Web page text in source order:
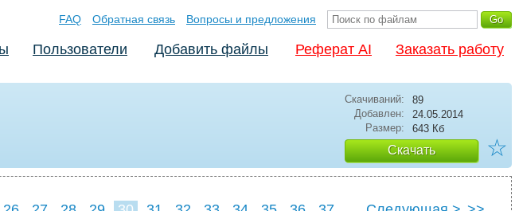
FAQ Обратная связь Вопросы и предложения
Пользователи Добавить файлы Реферат AI Заказать работу
Скачиваний:
89
Добавлен:
24.05.2014
Размер:
643 Кб
Скачать ☆